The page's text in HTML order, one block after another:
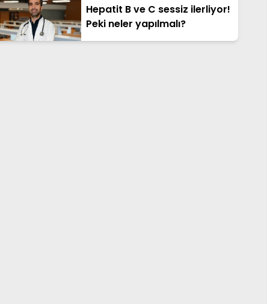
Hepatit B ve C sessiz ilerliyor!
Peki neler yapılmalı?